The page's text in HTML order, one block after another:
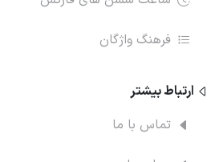
فرهنگ واژگان
ارتباط‌ بیشتر
تماس با ما